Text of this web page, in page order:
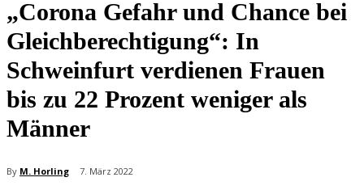
„Corona Gefahr und Chance bei
Gleichberechtigung“: In
Schweinfurt verdienen Frauen
bis zu 22 Prozent weniger als
Männer
By M. Horling 7. März 2022